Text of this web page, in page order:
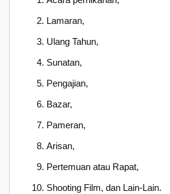
Lamaran,
Ulang Tahun,
Sunatan,
Pengajian,
Bazar,
Pameran,
Arisan,
Pertemuan atau Rapat,
Shooting Film, dan Lain-Lain.